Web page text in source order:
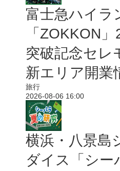
富士急ハイラ
「ZOKKON
突破記念セレ
新エリア開業
旅行
2026-08-06 16:00
横浜・八景島
ダイス「シー